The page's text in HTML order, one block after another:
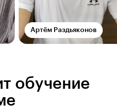
Артём Раздьяконов
обучение